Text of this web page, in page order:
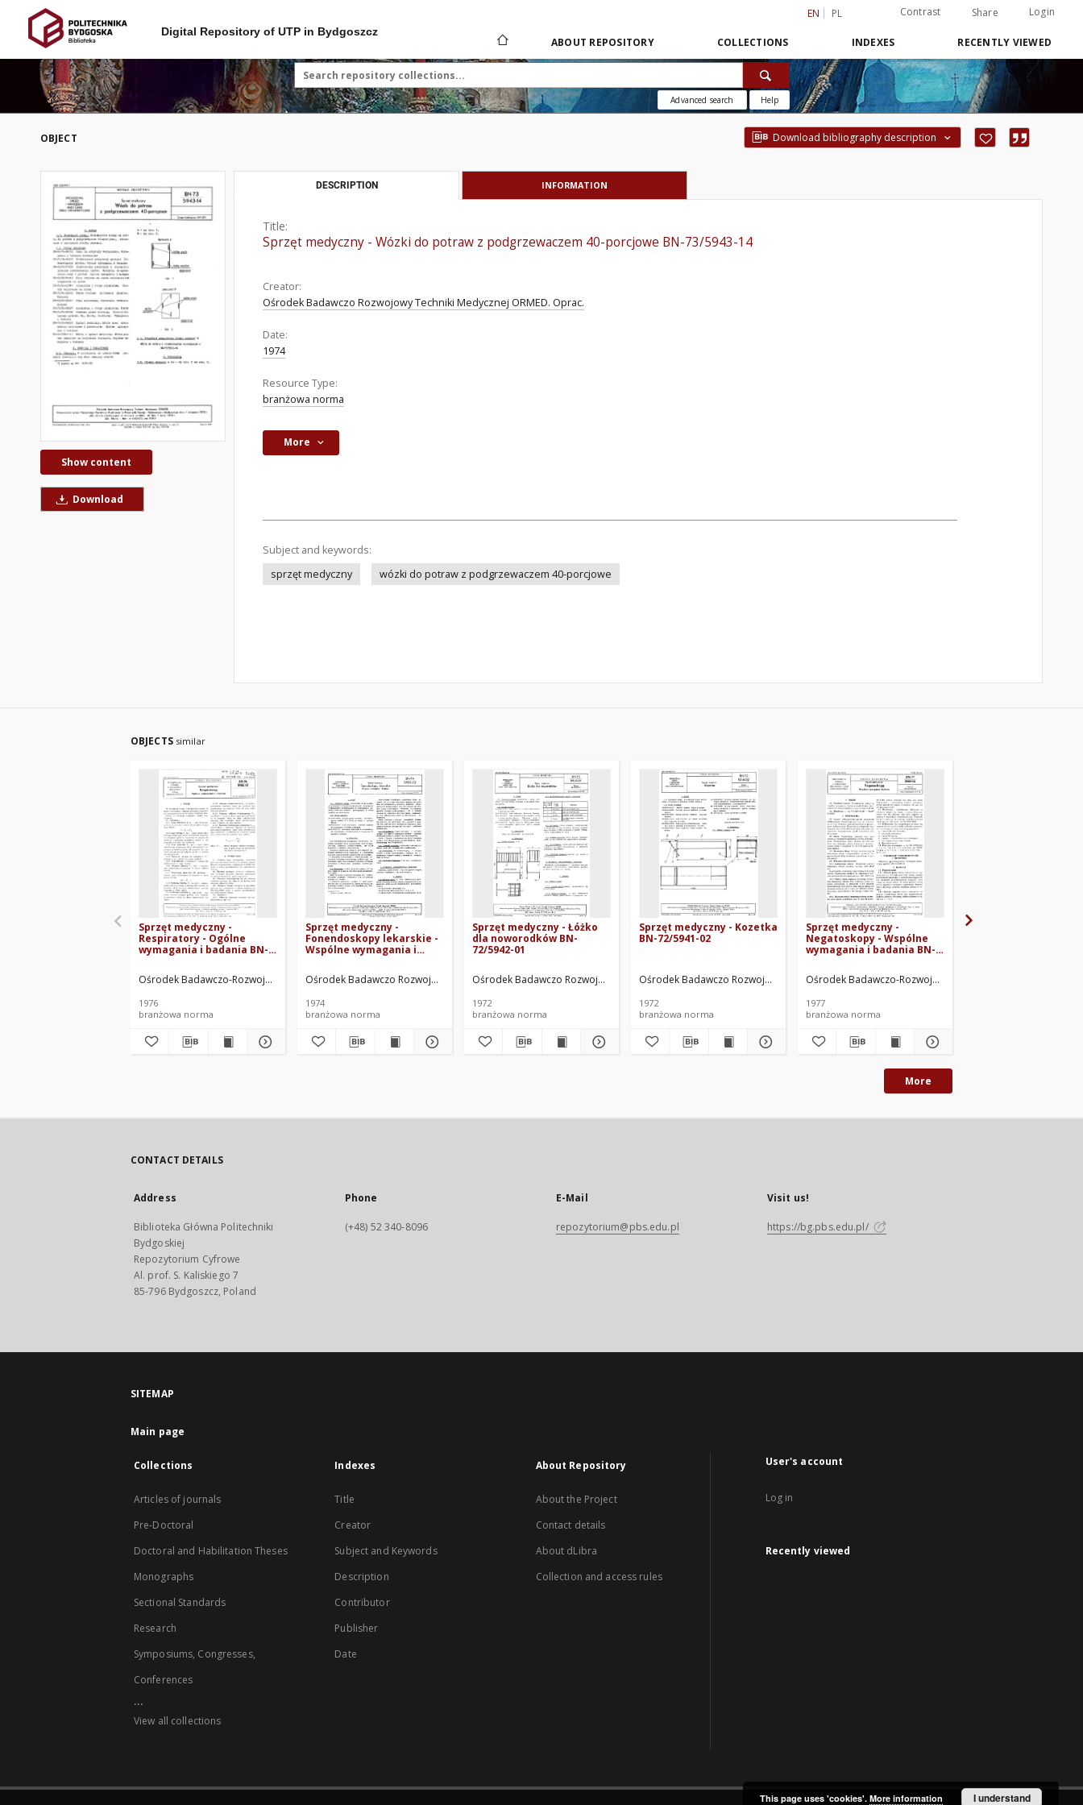
EN PL Contrast Share Login
Digital Repository of UTP in Bydgoszcz
ABOUT REPOSITORY COLLECTIONS INDEXES RECENTLY VIEWED
Advanced search Help
OBJECT Download bibliography description
Show content
Download
DESCRIPTION INFORMATION
Title:
Sprzęt medyczny - Wózki do potraw z podgrzewaczem 40-porcjowe BN-73/5943-14
Creator:
Ośrodek Badawczo Rozwojowy Techniki Medycznej ORMED. Oprac.
Date:
1974
Resource Type:
branżowa norma
More
Subject and keywords:
sprzęt medyczny
wózki do potraw z podgrzewaczem 40-porcjowe
OBJECTS similar
Sprzęt medyczny -
Respiratory - Ogólne
wymagania i badania BN-
Ośrodek Badawczo-Rozwojowy Techniki Medycznej ORMED. Oprac.
1976
branżowa norma
Sprzęt medyczny -
Fonendoskopy lekarskie -
Wspólne wymagania i
Ośrodek Badawczo Rozwojowy Techniki Medycznej ORMED. Oprac.
1974
branżowa norma
Sprzęt medyczny - Łóżko
dla noworodków BN-
72/5942-01
Ośrodek Badawczo Rozwojowy Techniki Medycznej ORMED. Oprac.
1972
branżowa norma
Sprzęt medyczny - Kozetka
BN-72/5941-02
Ośrodek Badawczo Rozwojowy Techniki Medycznej ORMED. Oprac.
1972
branżowa norma
Sprzęt medyczny -
Negatoskopy - Wspólne
wymagania i badania BN-
Ośrodek Badawczo-Rozwojowy Techniki Medycznej
1977
branżowa norma
More
CONTACT DETAILS
Address
Biblioteka Główna Politechniki
Bydgoskiej
Repozytorium Cyfrowe
Al. prof. S. Kaliskiego 7
85-796 Bydgoszcz, Poland
Phone
(+48) 52 340-8096
E-Mail
repozytorium@pbs.edu.pl
Visit us!
https://bg.pbs.edu.pl/
SITEMAP
Main page
Collections
Articles of journals
Pre-Doctoral
Doctoral and Habilitation Theses
Monographs
Sectional Standards
Research
Symposiums, Congresses,
Conferences
...
View all collections
Indexes
Title
Creator
Subject and Keywords
Description
Contributor
Publisher
Date
About Repository
About the Project
Contact details
About dLibra
Collection and access rules
User's account
Log in
Recently viewed
This page uses 'cookies'. More information I understand